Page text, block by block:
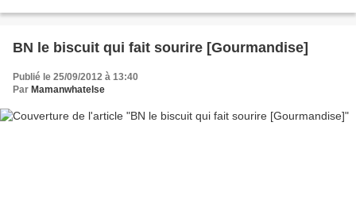
BN le biscuit qui fait sourire [Gourmandise]
Publié le 25/09/2012 à 13:40
Par Mamanwhatelse